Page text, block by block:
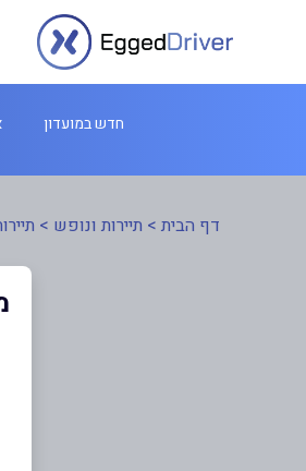
חדש במועדון
דף הבית > תיירות ונופש >